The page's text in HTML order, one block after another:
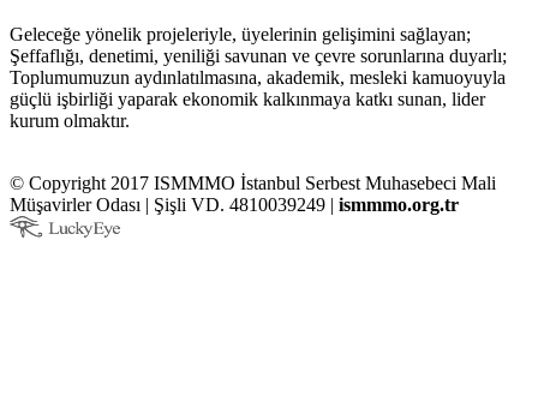
Geleceğe yönelik projeleriyle, üyelerinin gelişimini sağlayan;
Şeffaflığı, denetimi, yeniliği savunan ve çevre sorunlarına duyarlı;
Toplumumuzun aydınlatılmasına, akademik, mesleki kamuoyuyla
güçlü işbirliği yaparak ekonomik kalkınmaya katkı sunan, lider
kurum olmaktır.
© Copyright 2017 ISMMMO İstanbul Serbest Muhasebeci Mali
Müşavirler Odası | Şişli VD. 4810039249 | ismmmo.org.tr